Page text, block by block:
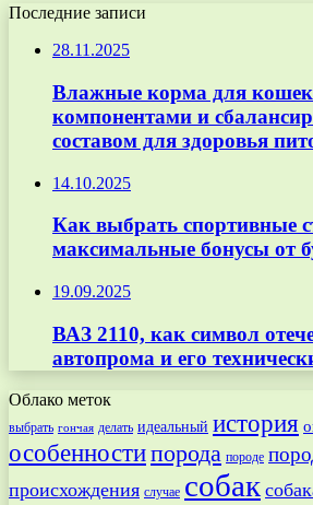
Последние записи
28.11.2025
Влажные корма для
компонентами и
составом для здоровья
14.10.2025
Как выбрать спортивные
максимальные бонусы от
19.09.2025
ВАЗ 2110, как символ
автопрома и его
Облако меток
выбрать гончая делать идеальный история
особенностипорода породе
происхождения случае собак